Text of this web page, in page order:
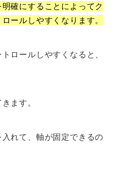
確にすることによってク
ールしやすくなります。
ロールしやすくなると、
ます。
れて、軸が固定できるの